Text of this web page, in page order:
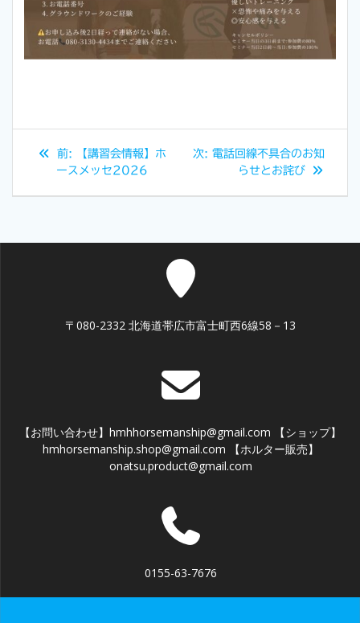
前:
【講習会情報】ホ
ースメッセ2026
次: 電話回線不具合のお知
らせとお詫び
〒080-2332 北海道帯広市富士町西6線58－13
【お問い合わせ】hmhhorsemanship@gmail.com 【ショップ】
hmhorsemanship.shop@gmail.com 【ホルター販売】
onatsu.product@gmail.com
0155-63-7676